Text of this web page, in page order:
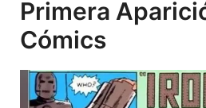
Primera
Cómics